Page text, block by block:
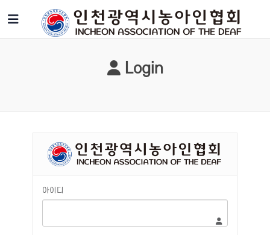
Login
아이디